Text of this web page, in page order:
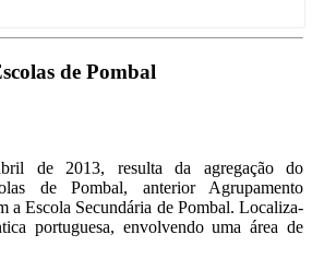
de Pombal
de 2013, resulta da agregação do
de Pombal, anterior Agrupamento
a Escola Secundária de Pombal. Localiza-
portuguesa, envolvendo uma área de